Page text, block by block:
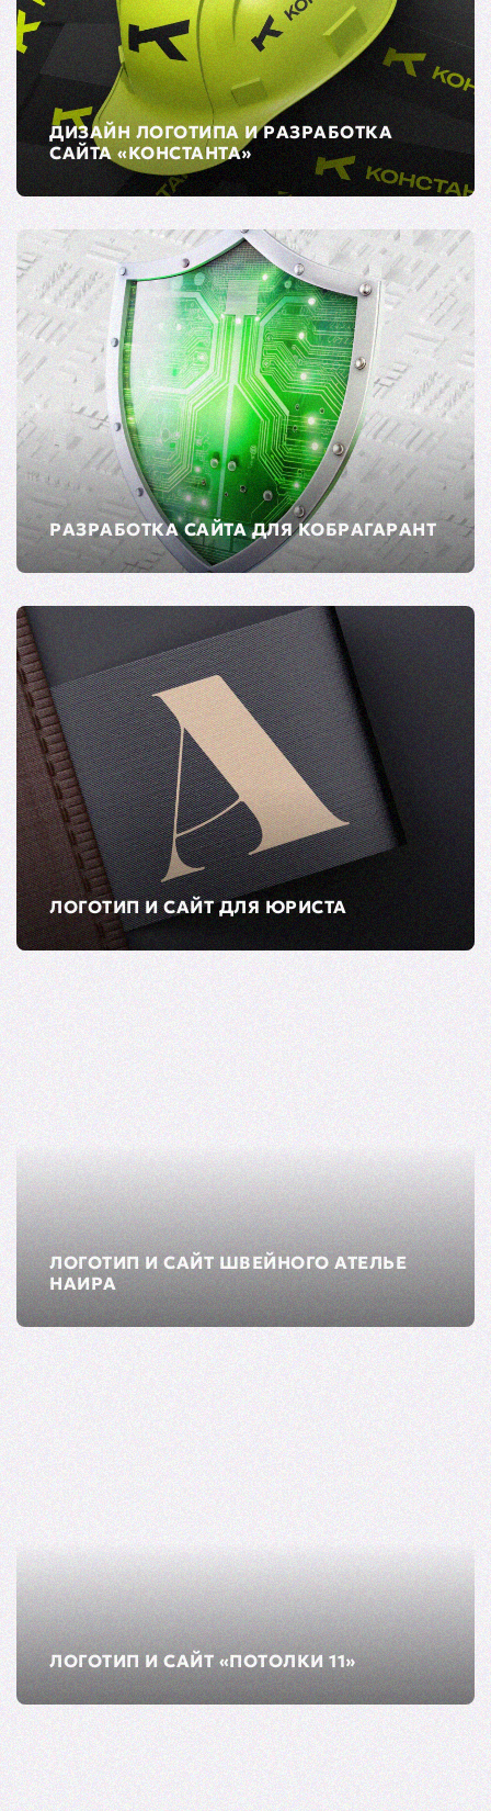
ДИЗАЙН ЛОГОТИПА И РАЗРАБОТКА
САЙТА «КОНСТАНТА»
РАЗРАБОТКА САЙТА ДЛЯ КОБРАГАРАНТ
ЛОГОТИП И САЙТ ДЛЯ ЮРИСТА
ЛОГОТИП И САЙТ ШВЕЙНОГО АТЕЛЬЕ
НАИРА
ЛОГОТИП И САЙТ «ПОТОЛКИ 11»